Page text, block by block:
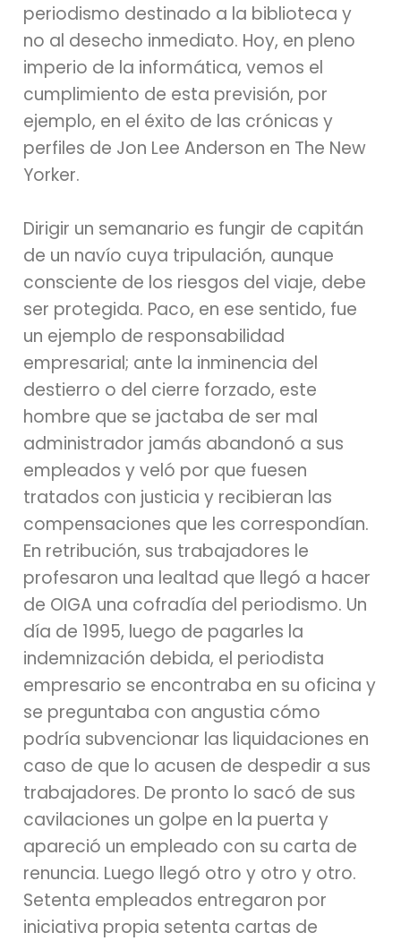
periodismo destinado a la biblioteca y
no al desecho inmediato. Hoy, en pleno
imperio de la informática, vemos el
cumplimiento de esta previsión, por
ejemplo, en el éxito de las crónicas y
perfiles de Jon Lee Anderson en The New
Yorker.
Dirigir un semanario es fungir de capitán
de un navío cuya tripulación, aunque
consciente de los riesgos del viaje, debe
ser protegida. Paco, en ese sentido, fue
un ejemplo de responsabilidad
empresarial; ante la inminencia del
destierro o del cierre forzado, este
hombre que se jactaba de ser mal
administrador jamás abandonó a sus
empleados y veló por que fuesen
tratados con justicia y recibieran las
compensaciones que les correspondían.
En retribución, sus trabajadores le
profesaron una lealtad que llegó a hacer
de OIGA una cofradía del periodismo. Un
día de 1995, luego de pagarles la
indemnización debida, el periodista
empresario se encontraba en su oficina y
se preguntaba con angustia cómo
podría subvencionar las liquidaciones en
caso de que lo acusen de despedir a sus
trabajadores. De pronto lo sacó de sus
cavilaciones un golpe en la puerta y
apareció un empleado con su carta de
renuncia. Luego llegó otro y otro y otro.
Setenta empleados entregaron por
iniciativa propia setenta cartas de